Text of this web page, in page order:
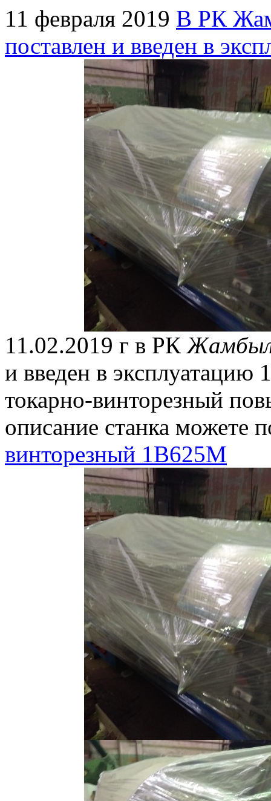
11 февраля 2019 В РК
поставлен и введен в
11.02.2019 г в РК
и введен в
токарно-винторезный
описание станка можете
винторезный 1В625М